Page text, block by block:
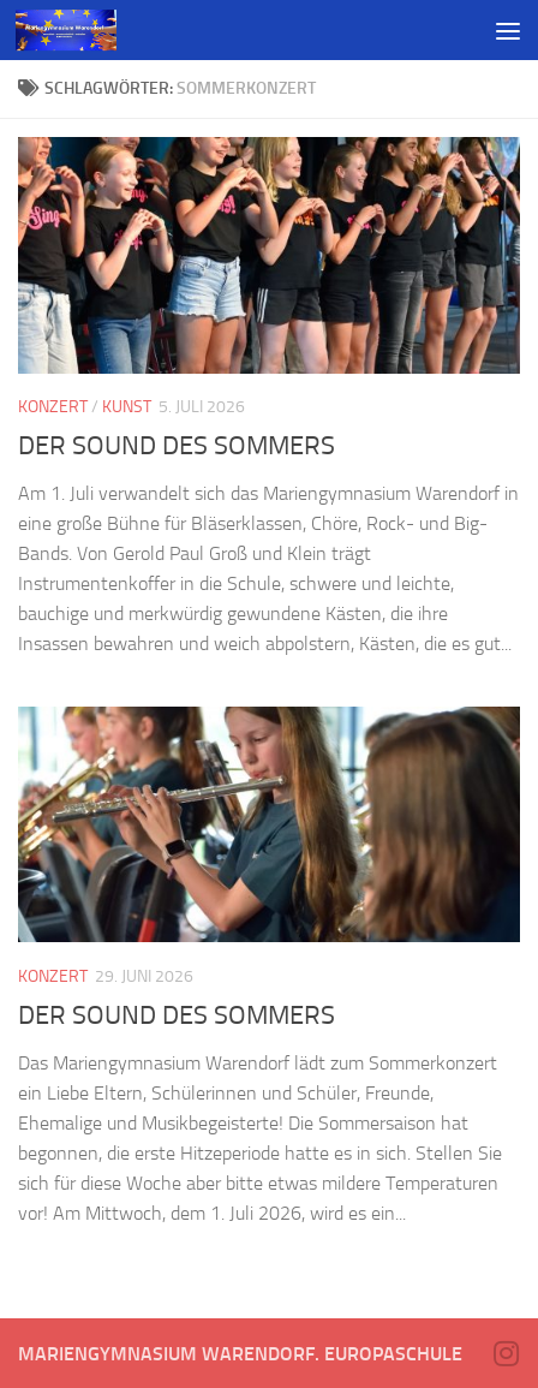
SCHLAGWÖRTER:SOMMERKONZERT
KONZERT/ KUNST 5. JULI 2026
DER SOUND DES SOMMERS
Am 1. Juli verwandelt sich das Mariengymnasium Warendorf in
eine große Bühne für Bläserklassen, Chöre, Rock- und Big-
Bands. Von Gerold Paul Groß und Klein trägt
Instrumentenkoffer in die Schule, schwere und leichte,
bauchige und merkwürdig gewundene Kästen, die ihre
Insassen bewahren und weich abpolstern, Kästen, die es gut...
KONZERT 29. JUNI 2026
DER SOUND DES SOMMERS
Das Mariengymnasium Warendorf lädt zum Sommerkonzert
ein Liebe Eltern, Schülerinnen und Schüler, Freunde,
Ehemalige und Musikbegeisterte! Die Sommersaison hat
begonnen, die erste Hitzeperiode hatte es in sich. Stellen Sie
sich für diese Woche aber bitte etwas mildere Temperaturen
vor! Am Mittwoch, dem 1. Juli 2026, wird es ein...
MARIENGYMNASIUM WARENDORF. EUROPASCHULE